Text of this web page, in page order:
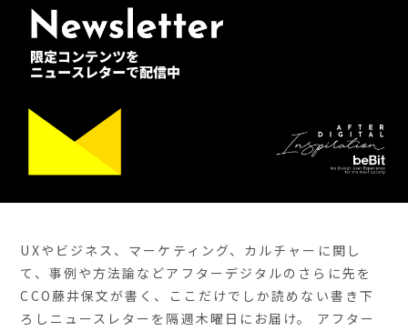
UXやビジネス、マーケティング、カルチャーに関し
て、事例や方法論などアフターデジタルのさらに先を
CCO藤井保文が書く、ここだけでしか読めない書き下
ろしニュースレターを隔週木曜日にお届け。 アフター